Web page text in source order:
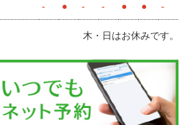
- ● - - ● ● -
木・日はお休みです。